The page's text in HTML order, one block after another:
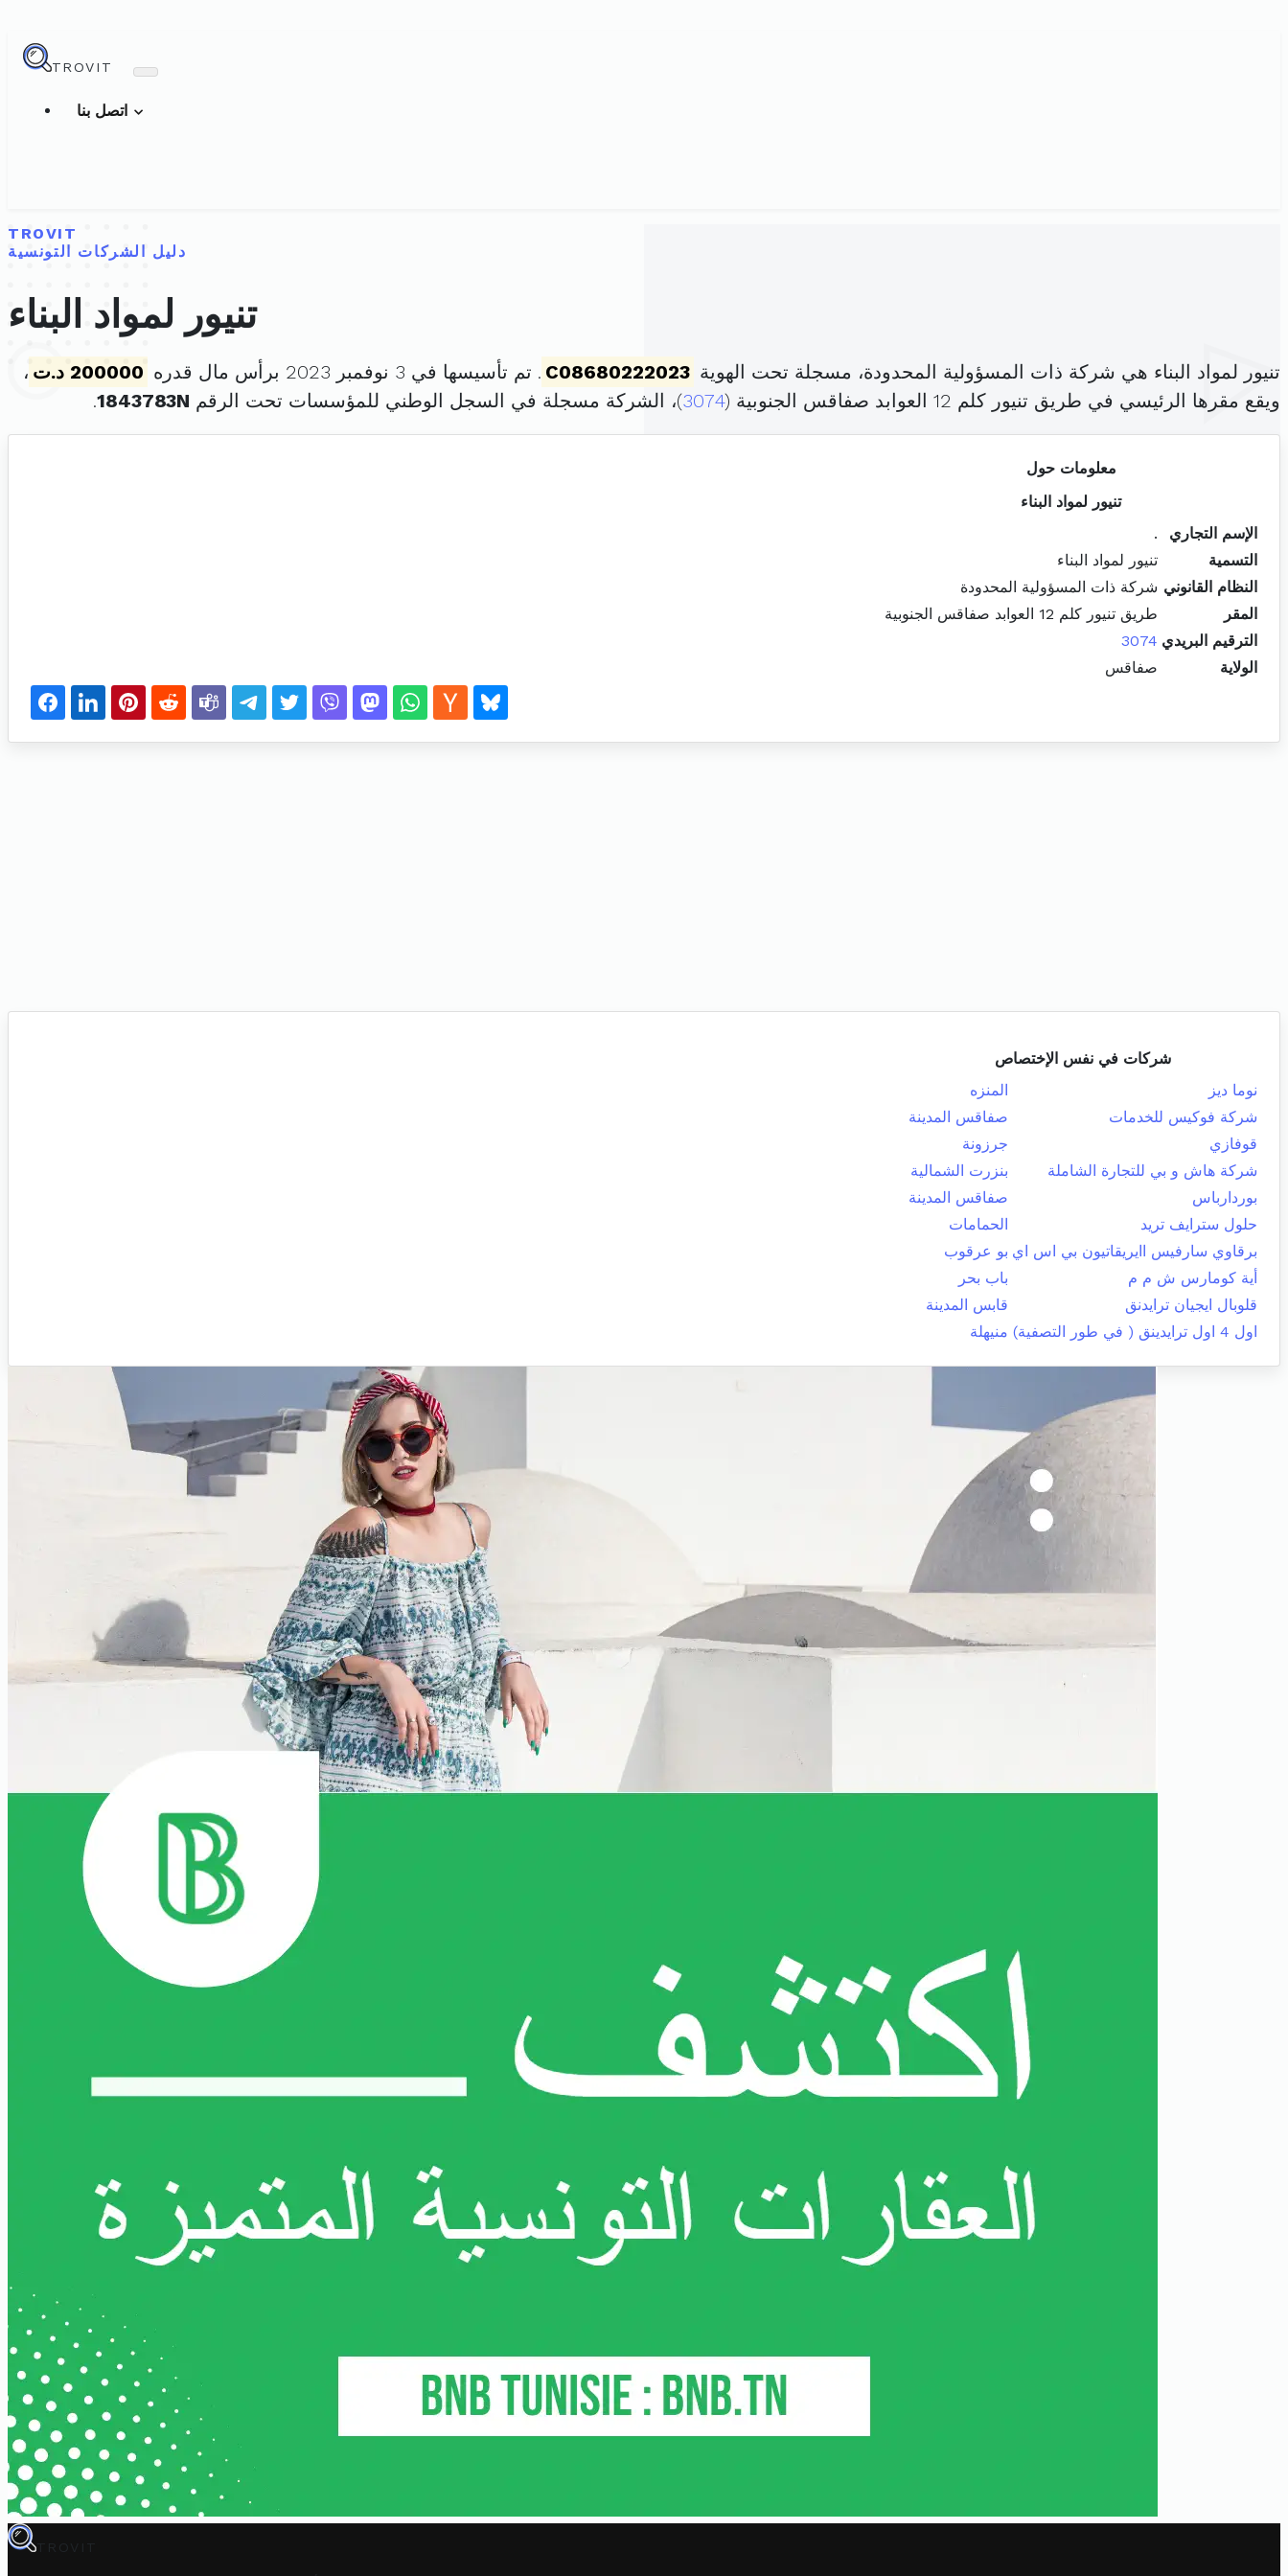
TROVIT
TROVIT
دليل الشركات التونسية
تنيور لمواد البناء
تنيور لمواد البناء هي شركة ذات المسؤولية المحدودة، مسجلة تحت الهوية C08680222023 . تم تأسيسها في 3 نوفمبر 2023 برأس مال قدره 200000 د.ت
،
ويقع مقرها الرئيسي في طريق تنيور كلم 12 العوابد صفاقس الجنوبية (
3074)، الشركة مسجلة في السجل الوطني للمؤسسات تحت الرقم 1843783N
.
معلومات حول
تنيور لمواد البناء
الإسم التجاري
.
التسمية
تنيور لمواد البناء
النظام القانوني شركة ذات المسؤولية المحدودة
المقر
طريق تنيور كلم 12 العوابد صفاقس الجنوبية
الترقيم البريدي 3074
الولاية
صفاقس
شركات في نفس الإختصاص
نوما ديز
المنزه
شركة فوكيس للخدمات
صفاقس المدينة
قوفازي
جرزونة
شركة هاش و بي للتجارة الشاملة
بنزرت الشمالية
بوردارباس
صفاقس المدينة
حلول سترايف تريد
الحمامات
برقاوي سارفيس اايريقاتيون بي اس اي بو عرقوب
أية كومارس ش م م
باب بحر
قلوبال ايجيان ترايدنق
قابس المدينة
اول 4 اول ترايدينق ( في طور التصفية)
منيهلة
TROVIT